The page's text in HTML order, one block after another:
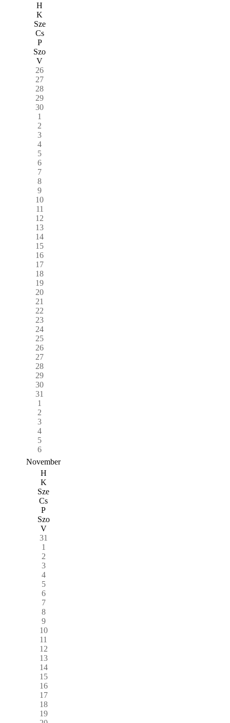
H
K
Sze
Cs
P
Szo
V
26
27
28
29
30
1
2
3
4
5
6
7
8
9
10
11
12
13
14
15
16
17
18
19
20
21
22
23
24
25
26
27
28
29
30
31
1
2
3
4
5
6
November
H
K
Sze
Cs
P
Szo
V
31
1
2
3
4
5
6
7
8
9
10
11
12
13
14
15
16
17
18
19